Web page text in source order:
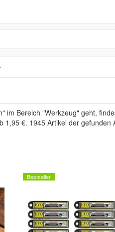
im Bereich "Werkzeug" geht,
1,95 €. 1945 Artikel der
Bestseller